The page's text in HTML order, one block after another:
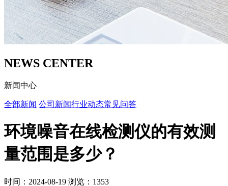
NEWS CENTER
新闻中心
全部新闻 公司新闻行业动态常见问答
环境噪音在线检测仪的有效测
量范围是多少？
时间：2024-08-19 浏览：1353